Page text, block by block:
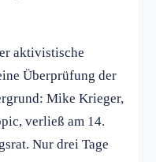
aktivistische
Überprüfung der
Mike Krieger,
verließ am 14.
Nur drei Tage